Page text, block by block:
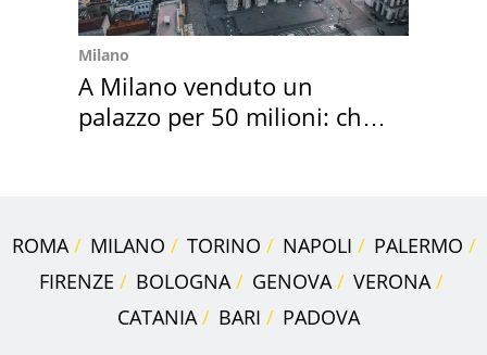
Milano
A Milano venduto un
palazzo per 50 milioni: chi
ROMA MILANO TORINO NAPOLI
PALERMO
FIRENZE
BOLOGNA GENOVA
VERONA
CATANIA
BARI PADOVA